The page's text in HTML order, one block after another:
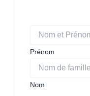
Prénom
Nom